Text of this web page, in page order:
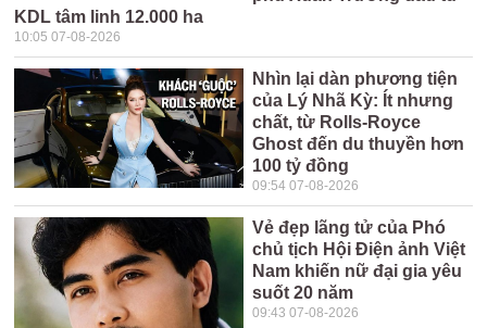
KDL tâm linh 12.000 ha
10:05 07-08-2026
Nhìn lại dàn phương tiện
của Lý Nhã Kỳ: Ít nhưng
chất, từ Rolls-Royce
Ghost đến du thuyền hơn
100 tỷ đồng
09:54 07-08-2026
Vẻ đẹp lãng tử của Phó
chủ tịch Hội Điện ảnh Việt
Nam khiến nữ đại gia yêu
suốt 20 năm
09:43 07-08-2026